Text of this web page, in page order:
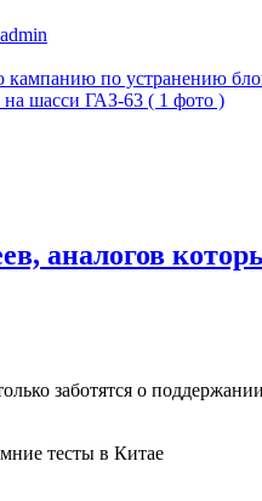
по устранению
шасси ГАЗ-63 ( 1 фото )
аналогов
заботятся о